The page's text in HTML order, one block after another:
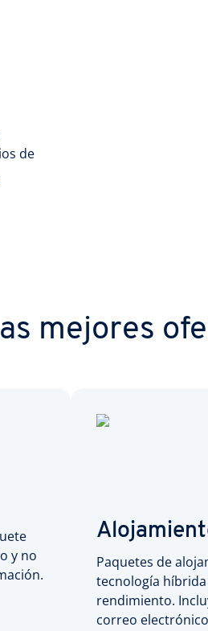
de
mejores
y no
Paquetes de
tecnología
rendimiento.
correo